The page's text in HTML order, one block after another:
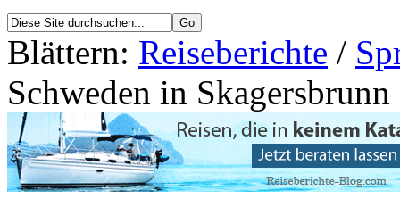
Blättern: Reiseberichte /
Schweden in Skagersbrunn